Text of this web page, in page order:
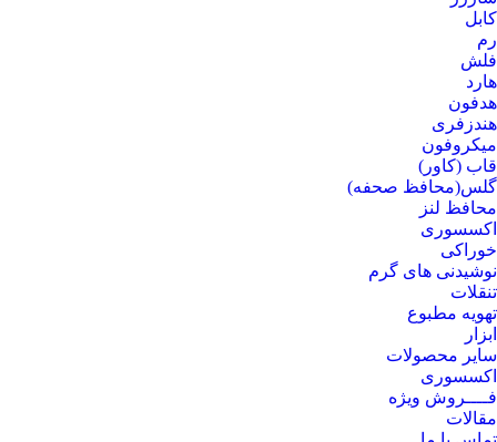
کابل
رم
فلش
هارد
هدفون
هندزفری
میکروفون
قاب (کاور)
گلس(محافظ صحفه)
محافظ لنز
اکسسوری
خوراکی
نوشیدنی های گرم
تنقلات
تهویه مطبوع
ابزار
سایر محصولات
اکسسوری
فــــروش ویژه
مقالات